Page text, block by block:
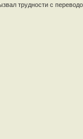
трудности с